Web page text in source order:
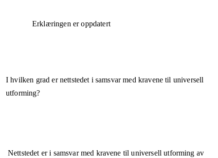
Erklæringen er oppdatert
I hvilken grad er nettstedet i samsvar med kravene til universell
utforming?
Nettstedet eri samsvarmed kravene til universell utforming av